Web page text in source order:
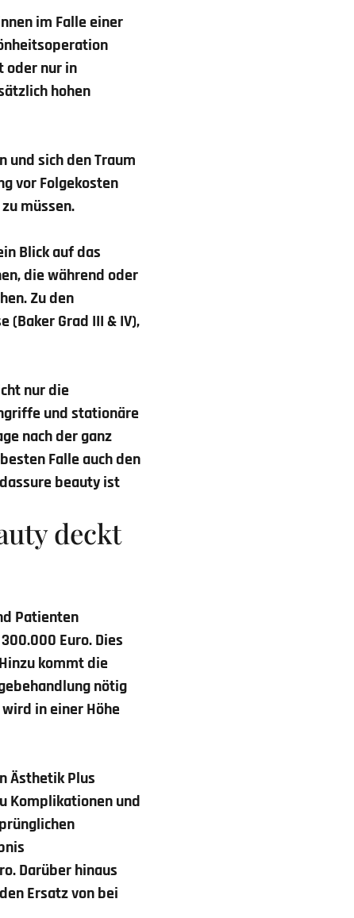
im Falle einer
oder nur in
hohen
und sich den Traum
vor Folgekosten
müssen.
Blick auf das
die während oder
Zu den
Grad III & IV),
nur die
und stationäre
nach der ganz
Falle auch den
beauty ist
deckt
Patienten
Euro. Dies
kommt die
nötig
in einer Höhe
Ästhetik Plus
Komplikationen und
Darüber hinaus
Ersatz von bei